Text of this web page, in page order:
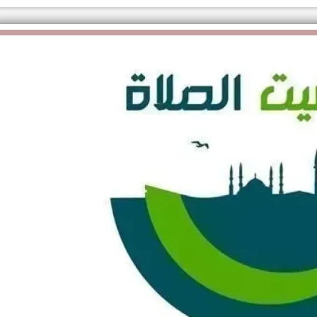
الكاتبة إلهام شرشر تهنئ الرئيس
السيسي بعيد ميلاده وتُشيد بجهوده